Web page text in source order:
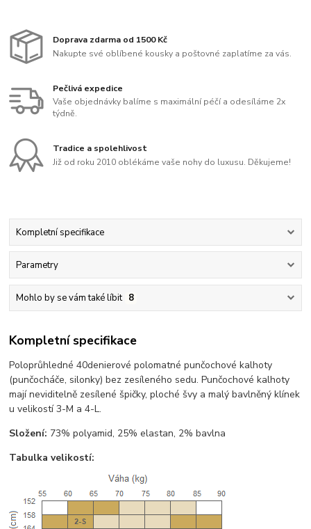
Doprava zdarma od 1500 Kč
Nakupte své oblíbené kousky a poštovné zaplatíme za vás.
Pečlivá expedice
Vaše objednávky balíme s maximální péčí a odesíláme 2x
týdně.
Tradice a spolehlivost
Již od roku 2010 oblékáme vaše nohy do luxusu. Děkujeme!
Kompletní specifikace
Parametry
Mohlo by se vám také líbit 8
Kompletní specifikace
Poloprůhledné 40denierové polomatné punčochové kalhoty
(punčocháče, silonky) bez zesíleného sedu. Punčochové kalhoty
mají neviditelně zesílené špičky, ploché švy a malý bavlněný klínek
u velikostí 3-M a 4-L.
Složení: 73% polyamid, 25% elastan, 2% bavlna
Tabulka velikostí: